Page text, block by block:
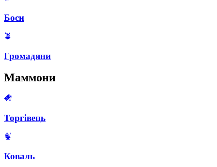
Боси
Громадяни
Маммони
Торгівець
Коваль